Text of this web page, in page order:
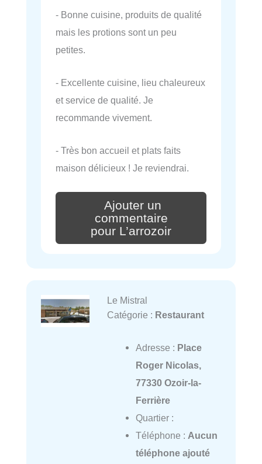
- Bonne cuisine, produits de qualité
mais les protions sont un peu
petites.
- Excellente cuisine, lieu chaleureux
et service de qualité. Je
recommande vivement.
- Très bon accueil et plats faits
maison délicieux ! Je reviendrai.
Ajouter un
commentaire
pour L’arrozoir
Le Mistral
Catégorie : Restaurant
Adresse : Place
Roger Nicolas,
77330 Ozoir-la-
Ferrière
Quartier :
Téléphone : Aucun
téléphone ajouté